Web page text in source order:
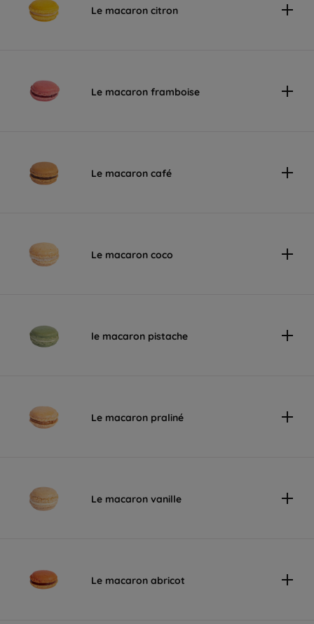
Le macaron citron
Le macaron framboise
Le macaron café
Le macaron coco
le macaron pistache
Le macaron praliné
Le macaron vanille
Le macaron abricot